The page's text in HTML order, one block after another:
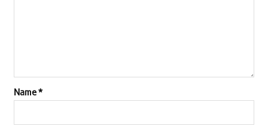
Name*